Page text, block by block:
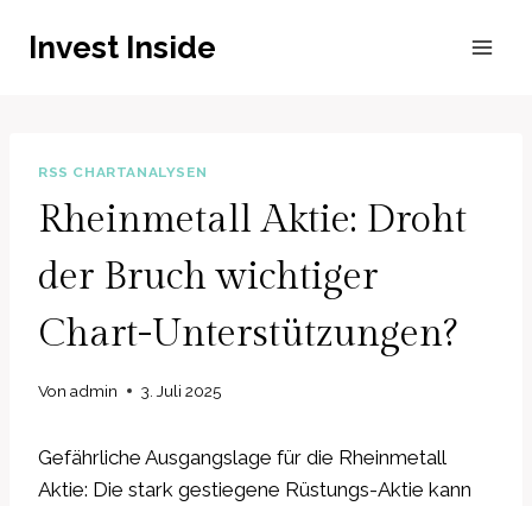
InhaltInvest Inside
RSS CHARTANALYSEN
Rheinmetall Aktie: Droht
der Bruch wichtiger
Chart-Unterstützungen?
Von admin 3. Juli 2025
Gefährliche Ausgangslage für die Rheinmetall
Aktie: Die stark gestiegene Rüstungs-Aktie kann